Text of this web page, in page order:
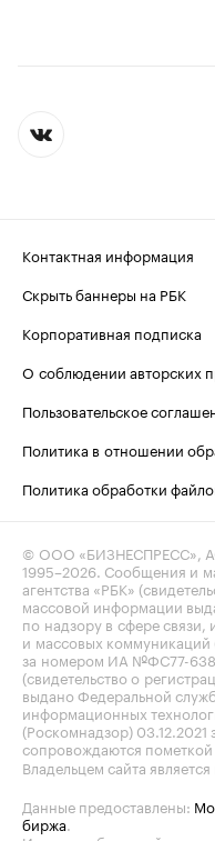
Контактная информация
Скрыть баннеры на РБК
Корпоративная подписка
О соблюдении авторских
Пользовательское
Политика в отношении
Политика обработки
© ООО «БИЗНЕСПРЕСС»,
1995–2026 . Сообщения и
агентства «РБК»
массовой информации
по надзору в сфере
и массовых коммуникаций
за номером ИА №ФС77-
(свидетельство о
выдано Федеральной
информационных
(Роскомнадзор)
сопровождаются пометкой
Владельцем сайта
Данные предоставлены:
биржа